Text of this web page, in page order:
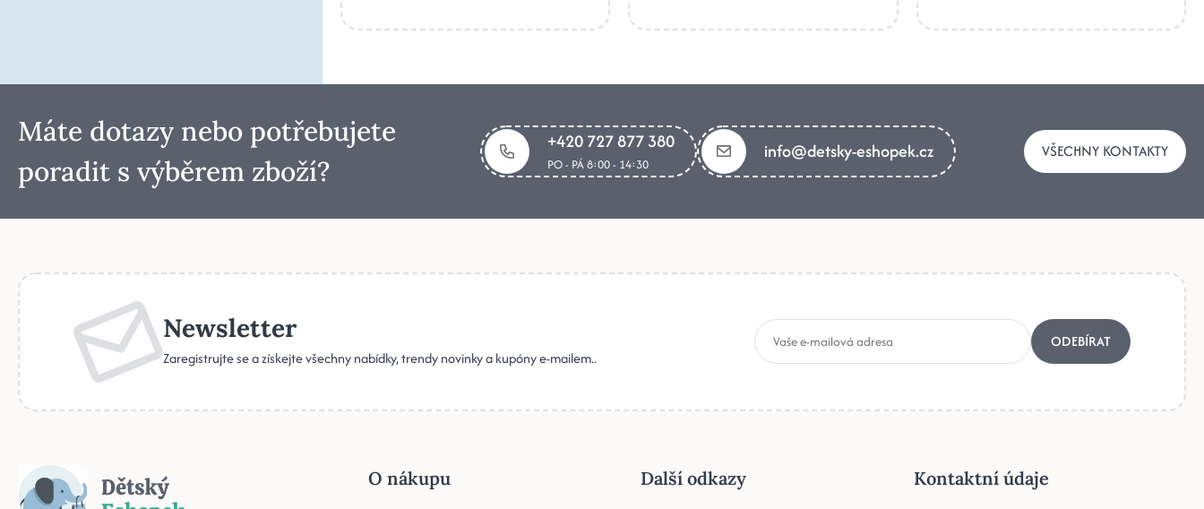
Máte dotazy nebo potřebujete
poradit s výběrem zboží?
+420 727 877 380
PO - PÁ 8:00 - 14:30
info@detsky-eshopek.cz VŠECHNY KONTAKTY
Newsletter
Zaregistrujte se a získejte všechny nabídky, trendy novinky a kupóny e-mailem..
ODEBÍRAT
O nákupu Další odkazy Kontaktní údaje